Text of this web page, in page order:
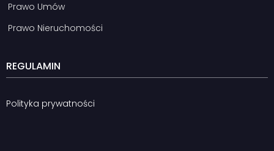
Prawo Umów
Prawo Nieruchomości
REGULAMIN
Polityka prywatności